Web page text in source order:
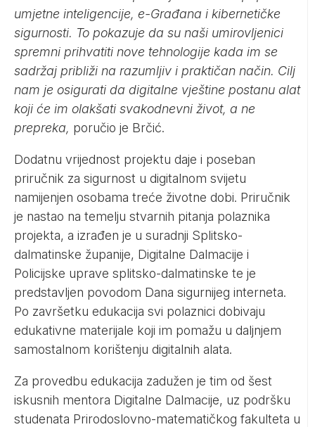
umjetne inteligencije, e-Građana i kibernetičke
sigurnosti. To pokazuje da su naši umirovljenici
spremni prihvatiti nove tehnologije kada im se
sadržaj približi na razumljiv i praktičan način. Cilj
nam je osigurati da digitalne vještine postanu alat
koji će im olakšati svakodnevni život, a ne
prepreka, poručio je Brčić.
Dodatnu vrijednost projektu daje i poseban
priručnik za sigurnost u digitalnom svijetu
namijenjen osobama treće životne dobi. Priručnik
je nastao na temelju stvarnih pitanja polaznika
projekta, a izrađen je u suradnji Splitsko-
dalmatinske županije, Digitalne Dalmacije i
Policijske uprave splitsko-dalmatinske te je
predstavljen povodom Dana sigurnijeg interneta.
Po završetku edukacija svi polaznici dobivaju
edukativne materijale koji im pomažu u daljnjem
samostalnom korištenju digitalnih alata.
Za provedbu edukacija zadužen je tim od šest
iskusnih mentora Digitalne Dalmacije, uz podršku
studenata Prirodoslovno-matematičkog fakulteta u